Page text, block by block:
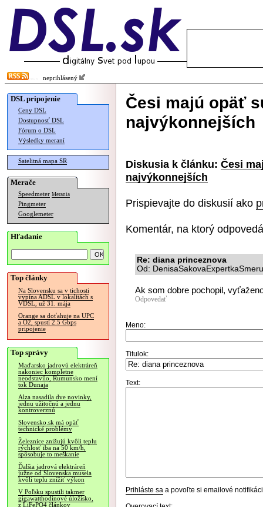
neprihlásený
DSL pripojenie
Ceny DSL
Dostupnosť DSL
Fórum o DSL
Výsledky meraní
Satelitná mapa SR
Merače
Speedmeter Merania
Pingmeter
Googlemeter
Hľadanie
Top články
Na Slovensku sa v tichosti
vypína ADSL v lokalitách s
VDSL, už 31. mája
Orange sa doťahuje na UPC
a O2, spustí 2.5 Gbps
pripojenie
Top správy
Maďarsko jadrovú elektráreň
nakoniec kompletne
neodstavilo, Rumunsko mení
tok Dunaja
Alza nasadila dve novinky,
jednu užitočnú a jednu
kontroverznú
Slovensko.sk má opäť
technické problémy
Železnice znižujú kvôli teplu
rýchlosť iba na 50 km/h,
spôsobuje to meškanie
Ďalšia jadrová elektráreň
južne od Slovenska musela
kvôli teplu znížiť výkon
V Poľsku spustili takmer
gigawatthodinové úložisko,
z LiFePO4 článkov
Česi majú opäť
najvýkonnejších
Diskusia k článku: Česi
najvýkonnejších
Prispievajte do diskusií ako
Komentár, na ktorý
Re: diana princeznova
Od:
Ak som dobre pochopil,
Odpovedať
Meno:
Titulok:
Text:
Prihláste sa a povoľte si emailové